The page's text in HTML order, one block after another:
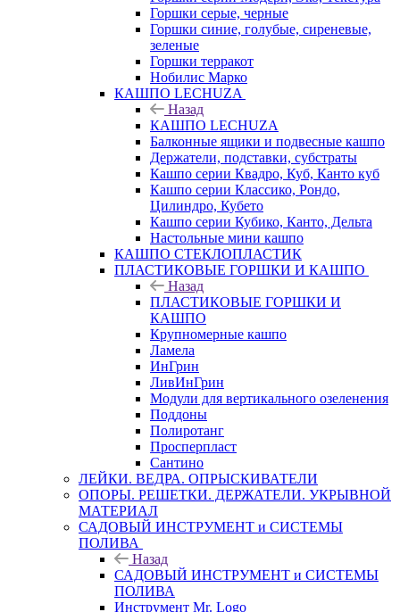
Горшки серые, черные
Горшки синие, голубые, сиреневые,
зеленые
Горшки терракот
Нобилис Марко
КАШПО LECHUZA
Назад
КАШПО LECHUZA
Балконные ящики и подвесные кашпо
Держатели, подставки, субстраты
Кашпо серии Квадро, Куб, Канто куб
Кашпо серии Классико, Рондо,
Цилиндро, Кубето
Кашпо серии Кубико, Канто, Дельта
Настольные мини кашпо
КАШПО СТЕКЛОПЛАСТИК
ПЛАСТИКОВЫЕ ГОРШКИ И КАШПО
Назад
ПЛАСТИКОВЫЕ ГОРШКИ И
КАШПО
Крупномерные кашпо
Ламела
ИнГрин
ЛивИнГрин
Модули для вертикального озеленения
Поддоны
Полиротанг
Просперпласт
Сантино
ЛЕЙКИ. ВЕДРА. ОПРЫСКИВАТЕЛИ
ОПОРЫ. РЕШЕТКИ. ДЕРЖАТЕЛИ. УКРЫВНОЙ
МАТЕРИАЛ
САДОВЫЙ ИНСТРУМЕНТ и СИСТЕМЫ
ПОЛИВА
Назад
САДОВЫЙ ИНСТРУМЕНТ и СИСТЕМЫ
ПОЛИВА
Инструмент Mr. Logo